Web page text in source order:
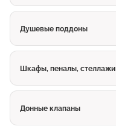
Душевые поддоны
Шкафы, пеналы, стеллажи
Донные клапаны